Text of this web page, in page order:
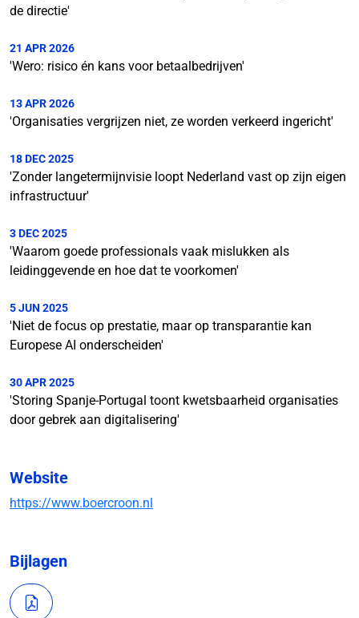
de directie'
21 APR 2026
'Wero: risico én kans voor betaalbedrijven'
13 APR 2026
'Organisaties vergrijzen niet, ze worden verkeerd ingericht'
18 DEC 2025
'Zonder langetermijnvisie loopt Nederland vast op zijn eigen
infrastructuur'
3 DEC 2025
'Waarom goede professionals vaak mislukken als
leidinggevende en hoe dat te voorkomen'
5 JUN 2025
'Niet de focus op prestatie, maar op transparantie kan
Europese AI onderscheiden'
30 APR 2025
'Storing Spanje-Portugal toont kwetsbaarheid organisaties
door gebrek aan digitalisering'
Website
https://www.boercroon.nl
Bijlagen